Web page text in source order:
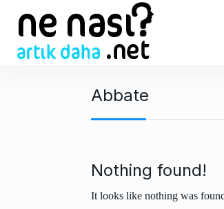
Abbate
Nothing found!
It looks like nothing was